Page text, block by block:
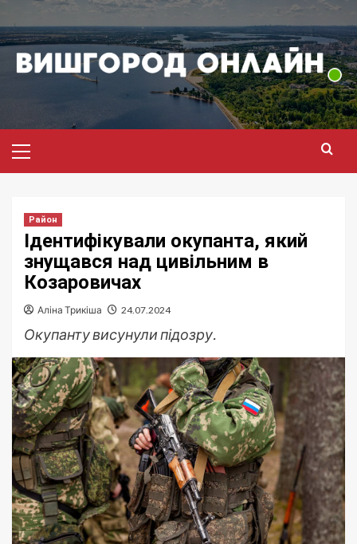
до
вмісту
меню
Район
Ідентифікували окупанта, який
знущався над цивільним в
Козаровичах
Аліна Трикіша 24.07.2024
Окупанту висунули підозру.